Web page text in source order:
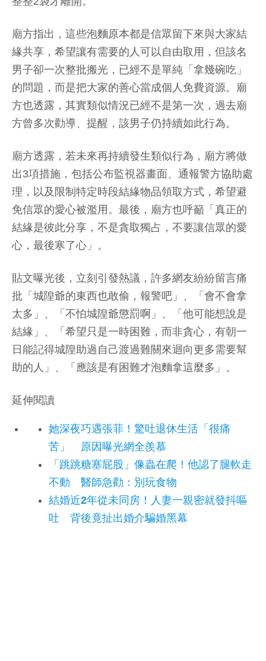
廟方指出，這些泡麵原本都是信眾留下來與大家結
緣共享，希望讓有需要的人可以自由取用，但該名
男子卻一次整批搬光，已經不是單純「拿幾碗吃」
的問題，而是把大家的善心當成個人免費資源。廟
方也透露，其實類似情況已經不是第一次，過去廟
方曾多次勸導、提醒，該男子仍持續如此行為。
廟方透露，若未來再持續發生類似行為，廟方將做
出3項措施，包括公布監視器畫面、通報警方協助處
理，以及限制特定時段結緣物品領取方式，希望避
免信眾的愛心被濫用。最後，廟方也呼籲「真正的
結緣是彼此分享，不是貪取獨占，不要讓信眾的愛
心，最後寒了心」。
貼文曝光後，立刻引發熱議，許多網友紛紛留言痛
批「城隍爺的東西也敢偷，報警吧」、「會不會拿
太多」、「不怕城隍爺懲罰啊」、「他可能想說是
結緣」、「希望只是一時困難，而非貪心，有朝一
日能記得城隍助過自己渡過難關來迴向更多需要幫
助的人」、「應該是有困難才泡麵拿這麼多」。
延伸閱讀
她深夜巧遇張菲！驚吐退休生活「很痛
苦」 原因曝光網全羨慕
「跳跳糖塞屁股」像蟲在爬！他認了腿軟走
不動 醫師急勸：別玩食物
結婚近2年從未同房！人妻一親密就發抖嘔
吐 背後竟扯出婚介騙婚黑幕